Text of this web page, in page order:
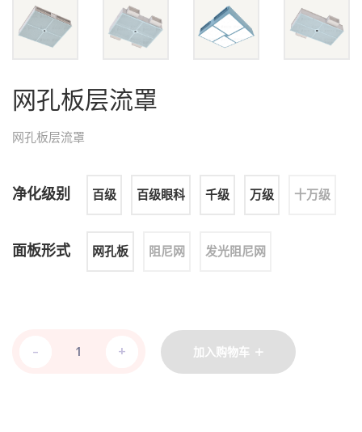
网孔板层流罩
网孔板层流罩
净化级别 百级 百级眼科 千级 万级 十万级
面板形式 网孔板 阻尼网 发光阻尼网
- +
- + 加入购物车